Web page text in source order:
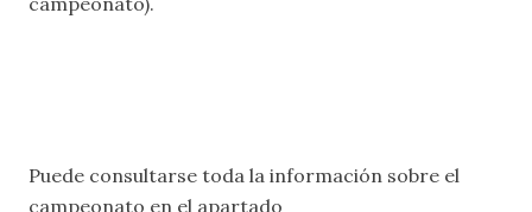
Puede consultarse toda la información sobre el
campeonato en el apartado